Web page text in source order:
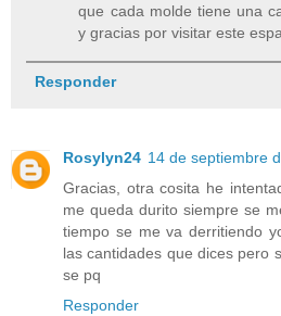
que cada molde tiene una
y gracias por visitar este
Responder
Rosylyn24 14 de septiembre
Gracias, otra cosita he
me queda durito siempre se
tiempo se me va derritiendo
las cantidades que dices pero
se pq
Responder